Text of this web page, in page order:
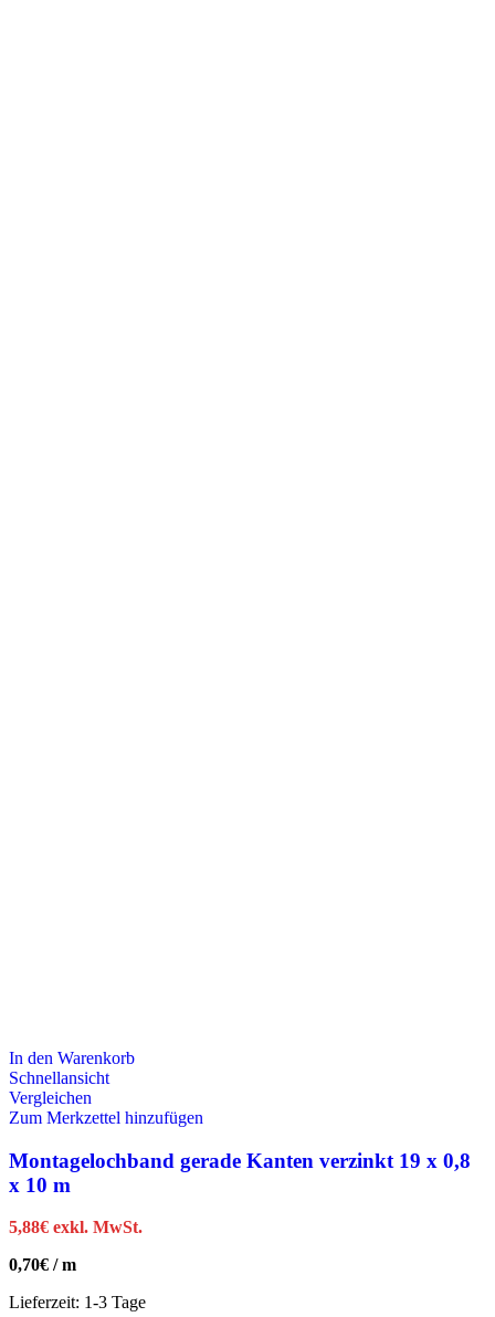
In den Warenkorb
Schnellansicht
Vergleichen
Zum Merkzettel hinzufügen
Montagelochband gerade Kanten verzinkt 19 x 0,8
x 10 m
5,88€ exkl. MwSt.
0,70€ /m
Lieferzeit: 1-3 Tage